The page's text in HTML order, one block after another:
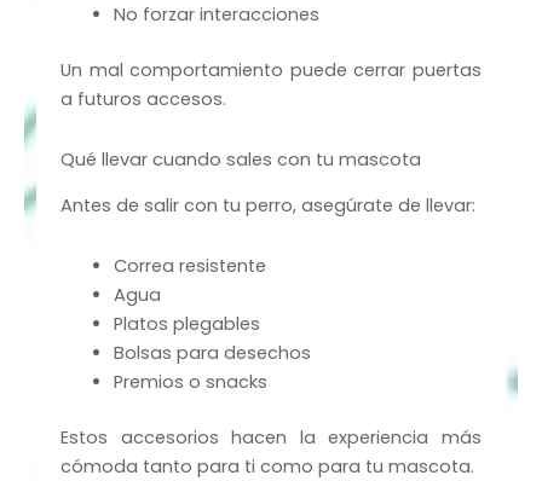
No forzar interacciones
Un mal comportamiento puede cerrar puertas
a futuros accesos.
Qué llevar cuando sales con tu mascota
Antes de salir con tu perro, asegúrate de llevar:
Correa resistente
Agua
Platos plegables
Bolsas para desechos
Premios o snacks
Estos accesorios hacen la experiencia más
cómoda tanto para ti como para tu mascota.